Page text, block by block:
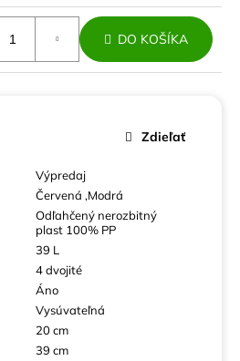
DO KOŠÍKA
Výpredaj
Červená ,Modrá
Odľahčený nerozbitný
plast 100% PP
39 L
4 dvojité
Áno
Vysúvateľná
20 cm
39 cm
Zdieľať